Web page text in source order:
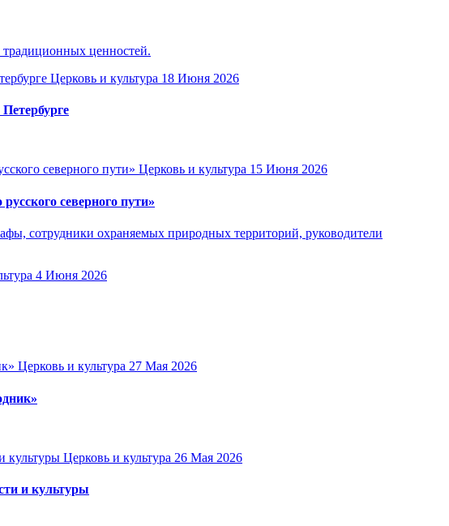
традиционных ценностей.
Церковь и культура 18 Июня 2026
Церковь и культура 15 Июня 2026
северного пути»
сотрудники охраняемых природных территорий, руководители
4 Июня 2026
Церковь и культура 27 Мая 2026
Церковь и культура 26 Мая 2026
и культуры